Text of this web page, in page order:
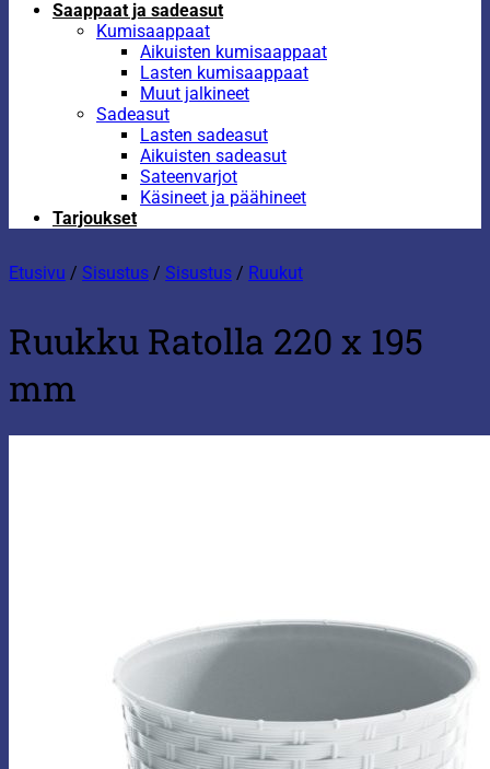
Saappaat ja sadeasut
Kumisaappaat
Aikuisten kumisaappaat
Lasten kumisaappaat
Muut jalkineet
Sadeasut
Lasten sadeasut
Aikuisten sadeasut
Sateenvarjot
Käsineet ja päähineet
Tarjoukset
Etusivu / Sisustus / Sisustus / Ruukut
Ruukku Ratolla 220 x 195
mm